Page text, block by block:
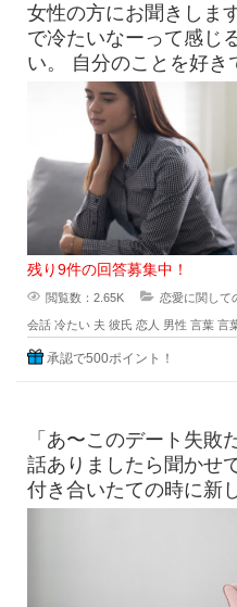
女性の方にお聞きしま
で冷たいなーって感じ
い。 自分のことを好き
てはいても、男性のタ
残り9件の回答募集中！
閲覧数：2.65K 恋愛に関して
会話 冷たい 夫 彼氏 恋人 男性 言葉 言
承認で500ポイント！
「あ〜このデート失敗
話ありましたら聞かせて下さい。
付き合いたての時に新
たら、見事に靴擦れを